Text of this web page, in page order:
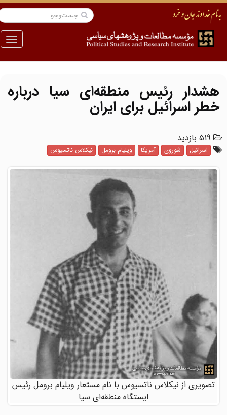
منو
هشدار رئیس منطقه‌ای سیا درباره
خطر اسرائیل برای ایران
519 بازدید
اسرائیل شوروی آمریکا ویلیام برومل نیکلاس ناتسیوس
تصویری از نیکلاس ناتسیوس با نام مستعار ویلیام برومل رئیس
ایستگاه منطقه‌ای سیا